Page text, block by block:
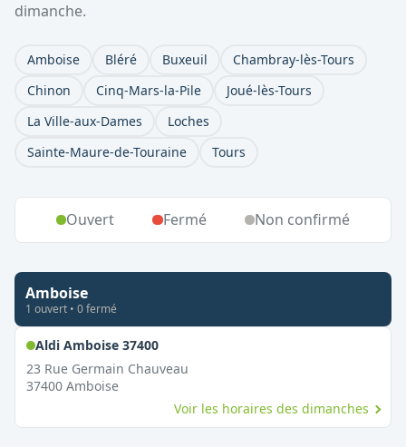
dimanche.
Amboise Bléré Buxeuil
Chambray-lès-Tours
Chinon
Cinq-Mars-la-Pile
Joué-lès-Tours
La Ville-aux-Dames
Loches
Sainte-Maure-de-Touraine
Tours
Ouvert Fermé Non confirmé
Amboise
1 ouvert • 0fermé
Aldi Amboise 37400,
23 Rue Germain Chauveau
37400 Amboise
Voir les horaires des dimanches